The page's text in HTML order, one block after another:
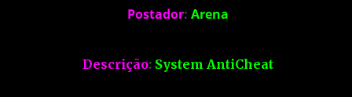
Postador: Arena
Descrição: System AntiCheat